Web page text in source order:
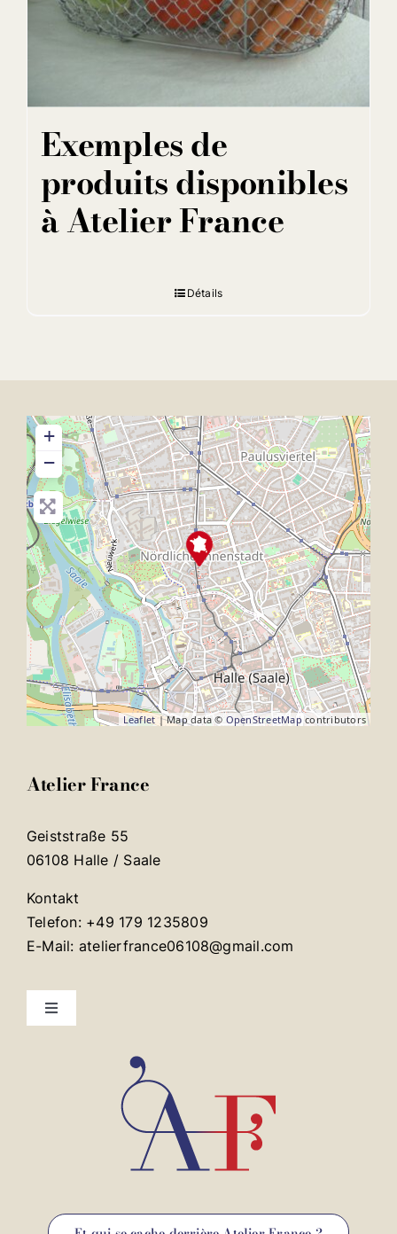
Exemples de
produits disponibles
à Atelier France
Détails
+
−
Leaflet | Map data © OpenStreetMap contributors
Atelier France
Geiststraße 55
06108 Halle / Saale
Kontakt
Telefon: +49 179 1235809
E-Mail: atelierfrance06108@gmail.com
Toggle
Mentions légales